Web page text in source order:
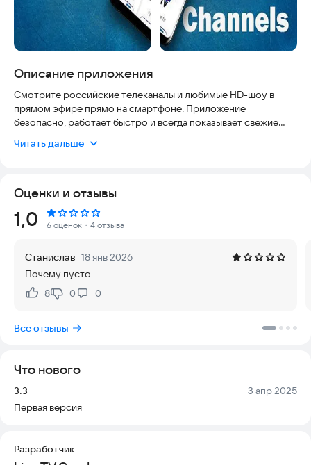
Описание приложения
Смотрите российские телеканалы и любимые HD-шоу в
прямом эфире прямо на смартфоне. Приложение
безопасно, работает быстро и всегда показывает свежие
российских сериалов и фильмов.
• Полный бесплатный доступ ко всем каналам.
• Удобный и понятный интерфейс.
• Более 180 российских каналов на любой вкус: музыка,
спорт, мода, комедии, религия, реалити-шоу, мультфильмы,
путешествия и многое другое.
• Свежие новости из Минска, Москвы, Санкт-Петербурга и
других городов Белоруссии.
трансляции из Украины.
оценку!
вам легко найти и открыть мультимедийные материалы в
Читать дальше
Оценки и отзывы
Рейтинг:
1,0 6 оценок ・4 отзыва
Станислав 18 янв 2026
Почему пусто
Нравится:
8Не нравится:
0 0
Все отзывы
Что нового
Версия:
3.3 Дата:
3 апр 2025
Первая версия
Разработчик